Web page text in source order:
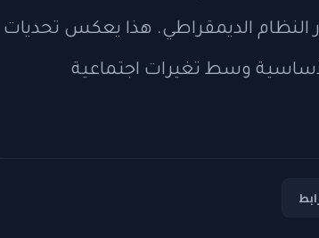
الديمقراطي. هذا يعكس تحديات
وسط تغيرات اجتماعية